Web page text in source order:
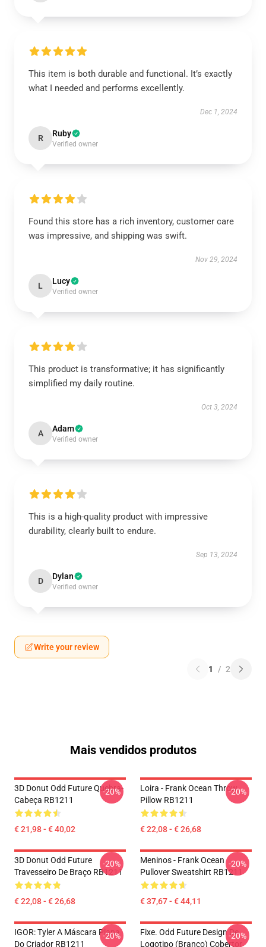
This item is both durable and functional. It’s exactly
what I needed and performs excellently.
Dec 1, 2024
R Ruby
Verified owner
Found this store has a rich inventory, customer care
was impressive, and shipping was swift.
Nov 29, 2024
L Lucy
Verified owner
This product is transformative; it has significantly
simplified my daily routine.
Oct 3, 2024
A Adam
Verified owner
This is a high-quality product with impressive
durability, clearly built to endure.
Sep 13, 2024
D Dylan
Verified owner
Write your review
1 / 2
Mais vendidos produtos
3D Donut Odd Future Quebra-
Cabeça RB1211
€ 21,98 - € 40,02
-20%
Loira - Frank Ocean Throw
Pillow RB1211
€ 22,08 - € 26,68
-20%
3D Donut Odd Future
Travesseiro De Braço RB1211
€ 22,08 - € 26,68
-20%
Meninos - Frank Ocean
Pullover Sweatshirt RB1211
€ 37,67 - € 44,11
-20%
IGOR: Tyler A Máscara Plana
Do Criador RB1211
-20%
Fixe. Odd Future Design De
Logotipo (branco) Cobertor
-20%